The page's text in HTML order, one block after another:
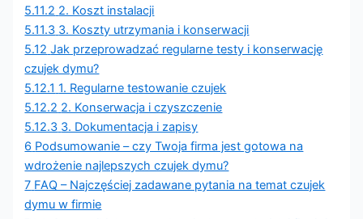
5.11.2 2. Koszt instalacji
5.11.3 3. Koszty utrzymania i konserwacji
5.12 Jak przeprowadzać regularne testy i konserwację
czujek dymu?
5.12.1 1. Regularne testowanie czujek
5.12.2 2. Konserwacja i czyszczenie
5.12.3 3. Dokumentacja i zapisy
6 Podsumowanie – czy Twoja firma jest gotowa na
wdrożenie najlepszych czujek dymu?
7 FAQ – Najczęściej zadawane pytania na temat czujek
dymu w firmie